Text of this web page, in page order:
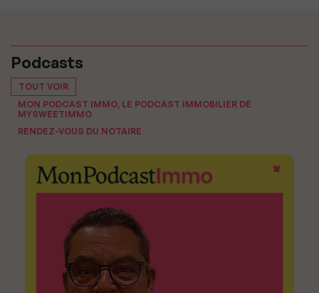
Podcasts
TOUT VOIR
MON PODCAST IMMO, LE PODCAST IMMOBILIER DE
MYSWEETIMMO
RENDEZ-VOUS DU NOTAIRE